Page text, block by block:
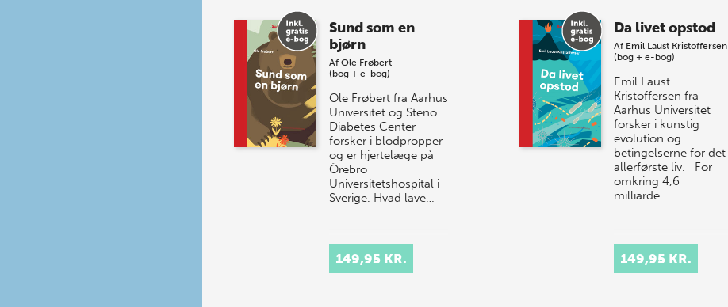
Sund som en
bjørn
Af Ole Frøbert
(bog + e-bog)
Ole Frøbert fra Aarhus
Universitet og Steno
Diabetes Center
forsker i blodpropper
og er hjertelæge på
Örebro
Universitetshospital i
Sverige. Hvad lave…
149,95 KR.
Da livet opstod
Af Emil Laust Kristoffersen
(bog + e-bog)
Emil Laust
Kristoffersen fra
Aarhus Universitet
forsker i kunstig
evolution og
betingelserne for det
allerførste liv. For
omkring 4,6
milliarde…
149,95 KR.